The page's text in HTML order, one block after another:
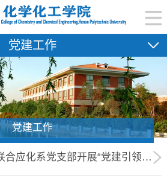
党建工作
党建工作
化学实验中心党支部联合应化系党支部开展“党建引领筑安全防线，支部共建守实验安全”庆“七一”安全科普宣传活动